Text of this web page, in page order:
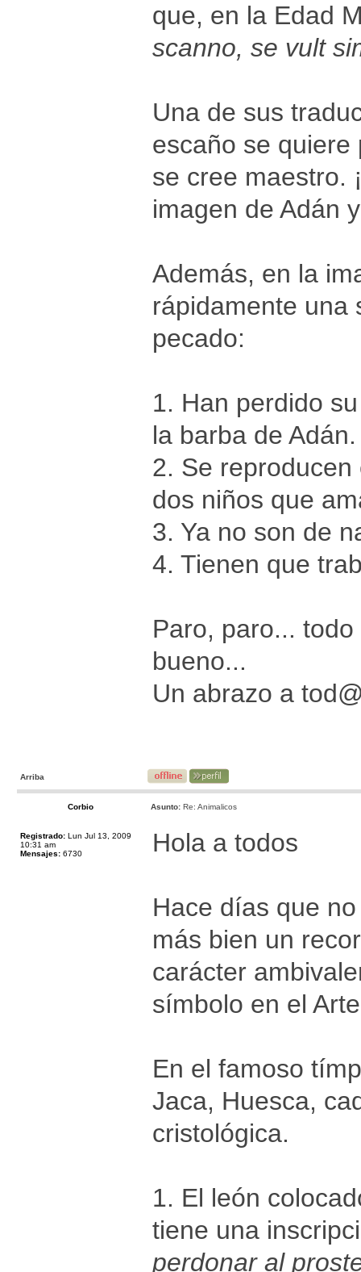
que, en la Edad
scanno, se vult
Una de sus
escaño se
se cree maestro.
imagen de Adán
Además, en la
rápidamente una
pecado:
1. Han perdido
la barba de
2. Se
dos niños que
3. Ya no son de
4. Tienen que
Paro, paro...
bueno...
Un abrazo a
Arriba
Corbio Asunto: Re: Animalicos
Registrado: Lun Jul 13, 2009
10:31 am
Mensajes: 6730 Hola a todos
Hace días que
más bien un
carácter
símbolo en el
En el famoso
Jaca, Huesca,
cristológica.
1. El león
tiene una
perdonar al